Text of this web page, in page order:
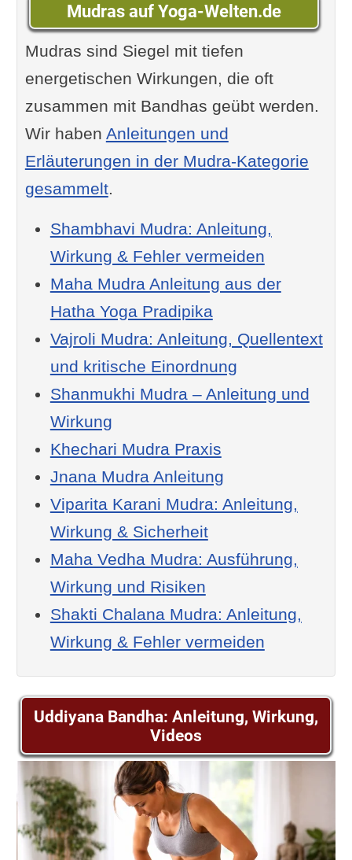
Mudras auf Yoga-Welten.de
Mudras sind Siegel mit tiefen
energetischen Wirkungen, die oft
zusammen mit Bandhas geübt werden.
Wir haben Anleitungen und
Erläuterungen in der Mudra-Kategorie
gesammelt.
Shambhavi Mudra: Anleitung,
Wirkung & Fehler vermeiden
Maha Mudra Anleitung aus der
Hatha Yoga Pradipika
Vajroli Mudra: Anleitung, Quellentext
und kritische Einordnung
Shanmukhi Mudra – Anleitung und
Wirkung
Khechari Mudra Praxis
Jnana Mudra Anleitung
Viparita Karani Mudra: Anleitung,
Wirkung & Sicherheit
Maha Vedha Mudra: Ausführung,
Wirkung und Risiken
Shakti Chalana Mudra: Anleitung,
Wirkung & Fehler vermeiden
Uddiyana Bandha: Anleitung, Wirkung,
Videos